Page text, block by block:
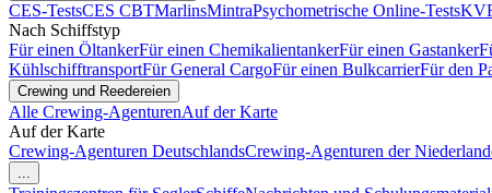
CES-TestsCES CBTMarlinsMintraPsychometrische Online-Tests
Nach Schiffstyp
Für einen ÖltankerFür einen ChemikalientankerFür einen Gastanker
KühlschifftransportFür General CargoFür einen BulkcarrierFür den
Crewing und Reedereien
Alle Crewing-AgenturenAuf der Karte
Auf der Karte
Crewing-Agenturen DeutschlandsCrewing-Agenturen der
...